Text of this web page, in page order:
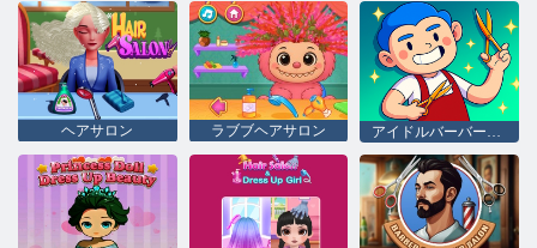
ヘアサロン ラブブヘアサロン アイドルバーバーショップ